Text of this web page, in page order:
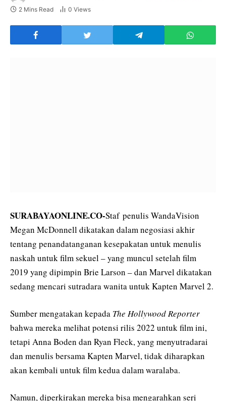
2 Mins Read 0 Views
SURABAYAONLINE.CO-Staf penulis WandaVision
Megan McDonnell dikatakan dalam negosiasi akhir
tentang penandatanganan kesepakatan untuk menulis
naskah untuk film sekuel – yang muncul setelah film
2019 yang dipimpin Brie Larson – dan Marvel dikatakan
sedang mencari sutradara wanita untuk Kapten Marvel 2.
Sumber mengatakan kepada The Hollywood Reporter
bahwa mereka melihat potensi rilis 2022 untuk film ini,
tetapi Anna Boden dan Ryan Fleck, yang menyutradarai
dan menulis bersama Kapten Marvel, tidak diharapkan
akan kembali untuk film kedua dalam waralaba.
Namun, diperkirakan mereka bisa mengarahkan seri